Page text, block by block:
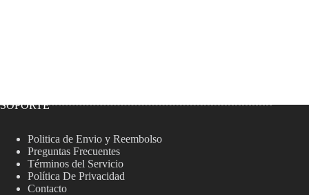
SOPORTE
Politica de Envio y Reembolso
Preguntas Frecuentes
Términos del Servicio
Política De Privacidad
Contacto